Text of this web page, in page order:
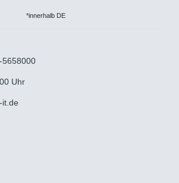
*innerhalb DE
5658000
Uhr
it.de